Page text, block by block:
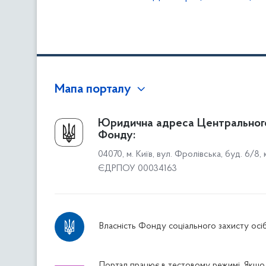
Мапа порталу
Про Фонд
Керівництво
Структура Фонду
Територіальні відділення
Дніпропетровське відділення
Юридична адреса
Фонду:
04070, м. Київ, вул. Фролівська, буд. 6/8,
ЄДРПОУ 00034163
Власність Фонду соціального захисту осіб